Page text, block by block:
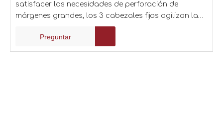
satisfacer las necesidades de perforación de
márgenes grandes, los 3 cabezales fijos agilizan la
perforación de trabajos grandes.
Preguntar